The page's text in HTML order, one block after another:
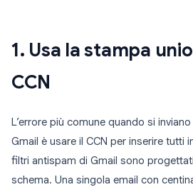
1. Usa la stampa
CCN
L’errore più comune quando si
Gmail è usare il CCN per inserire tutti
filtri antispam di Gmail sono
schema. Una singola email con